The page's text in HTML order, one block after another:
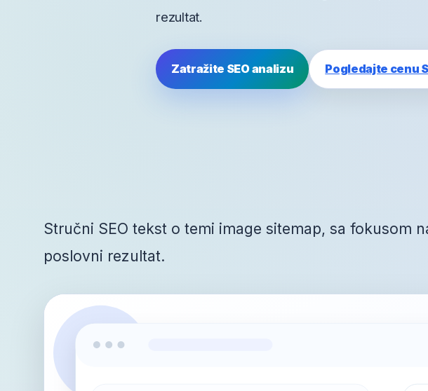
rezultat.
Zatražite SEO analizu Pogledajte cenu
Stručni SEO tekst o temi image sitemap, sa fokusom
poslovni rezultat.